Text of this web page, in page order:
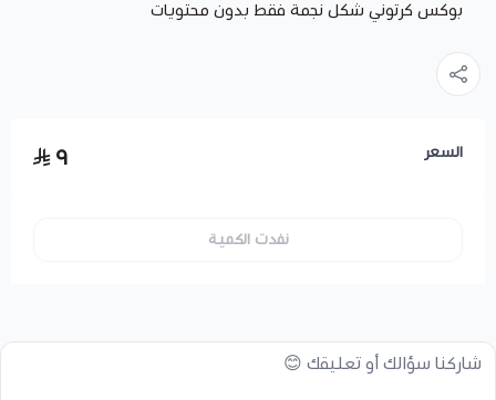
بوكس كرتوني شكل نجمة فقط بدون محتويات
السعر ٩
نفدت الكمية